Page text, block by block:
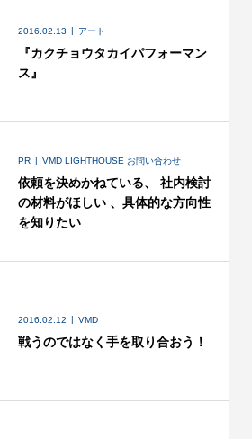
2016.02.13 アート
『カクチョウタカイパフォーマン
ス』
PR VMD LIGHTHOUSE お問い合わせ
依頼を決めかねている、 社内検討
の材料がほしい 、具体的な方向性
を知りたい
2016.02.12 VMD
戦うのではなく手を取り合おう！